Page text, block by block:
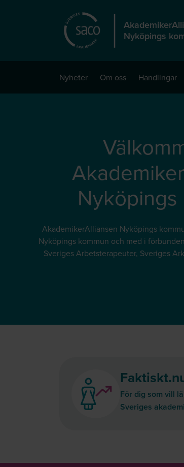
Nyköpings
Nyheter Om oss
Handlingar
Nyköpings
AkademikerAlliansen Nyköpings
Nyköpings kommun och med i
Sveriges Arbetsterapeuter, Sveriges
För dig som vill
Sveriges